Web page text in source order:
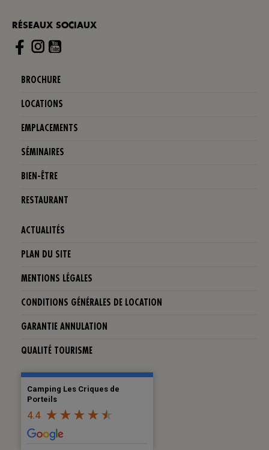
RÉSEAUX SOCIAUX
Instagram
BROCHURE
LOCATIONS
EMPLACEMENTS
SÉMINAIRES
BIEN-ÊTRE
RESTAURANT
ACTUALITÉS
PLAN DU SITE
MENTIONS LÉGALES
CONDITIONS GÉNÉRALES DE LOCATION
GARANTIE ANNULATION
QUALITÉ TOURISME
Camping Les Criques de
Porteils
4.4